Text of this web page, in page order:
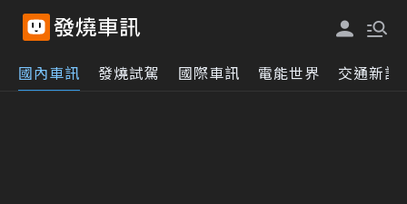
國內車訊 發燒試駕 國際車訊 電能世界 交通新訊